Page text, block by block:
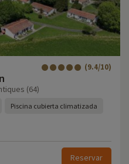
(9.4/10)
(64)
Piscina cubierta climatizada
Reservar